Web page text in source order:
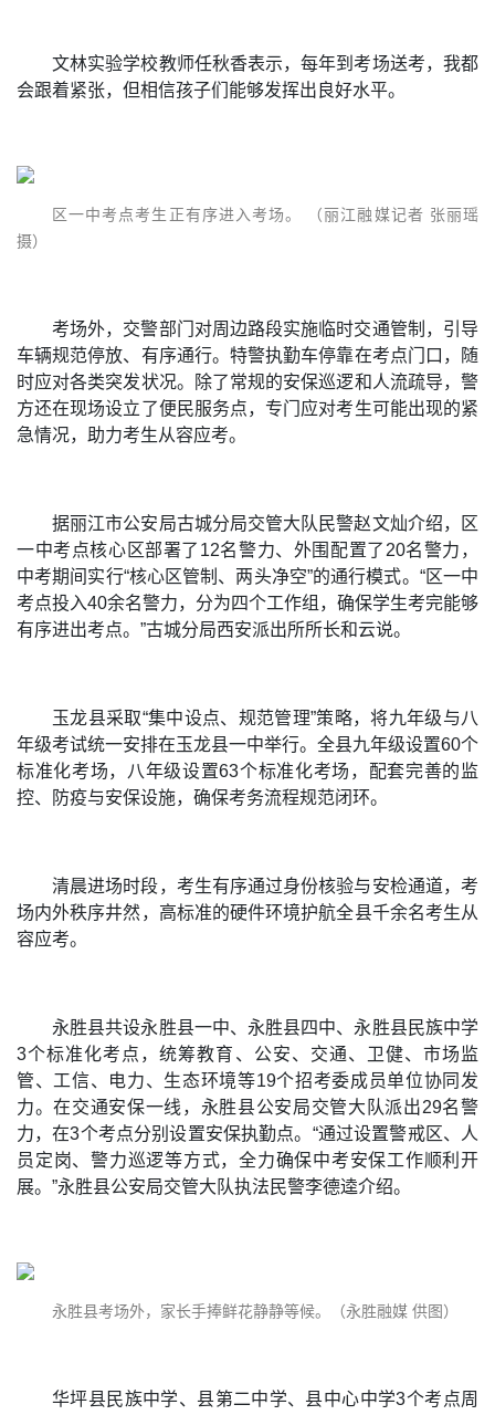
文林实验学校教师任秋香表示，每年到考场送考，我都
会跟着紧张，但相信孩子们能够发挥出良好水平。
区一中考点考生正有序进入考场。 （丽江融媒记者 张丽瑶
摄）
考场外，交警部门对周边路段实施临时交通管制，引导
车辆规范停放、有序通行。特警执勤车停靠在考点门口，随
时应对各类突发状况。除了常规的安保巡逻和人流疏导，警
方还在现场设立了便民服务点，专门应对考生可能出现的紧
急情况，助力考生从容应考。
据丽江市公安局古城分局交管大队民警赵文灿介绍，区
一中考点核心区部署了12名警力、外围配置了20名警力，
中考期间实行“核心区管制、两头净空”的通行模式。 “区一中
考点投入40余名警力，分为四个工作组，确保学生考完能够
有序进出考点。”古城分局西安派出所所长和云说。
玉龙县采取“集中设点、规范管理”策略，将九年级与八
年级考试统一安排在玉龙县一中举行。全县九年级设置60个
标准化考场，八年级设置63个标准化考场，配套完善的监
控、防疫与安保设施，确保考务流程规范闭环。
清晨进场时段，考生有序通过身份核验与安检通道，考
场内外秩序井然，高标准的硬件环境护航全县千余名考生从
容应考。
永胜县共设永胜县一中、永胜县四中、永胜县民族中学
3个标准化考点，统筹教育、公安、交通、卫健、市场监
管、工信、电力、生态环境等19个招考委成员单位协同发
力。在交通安保一线，永胜县公安局交管大队派出29名警
力，在3个考点分别设置安保执勤点。“通过设置警戒区、人
员定岗、警力巡逻等方式，全力确保中考安保工作顺利开
展。”永胜县公安局交管大队执法民警李德逵介绍。
永胜县考场外，家长手捧鲜花静静等候。（永胜融媒 供图）
华坪县民族中学、县第二中学、县中心中学3个考点周